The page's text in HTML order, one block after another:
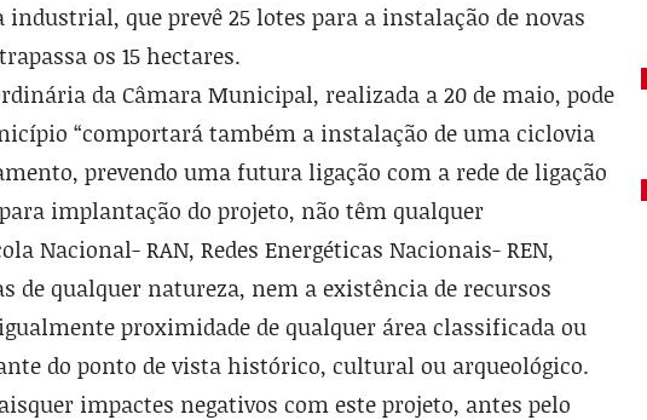
que prevê 25 lotes para a instalação de novas
os 15 hectares.
da Câmara Municipal, realizada a 20 de maio, pode
“comportará também a instalação de uma ciclovia
prevendo uma futura ligação com a rede de ligação
implantação do projeto, não têm qualquer
Nacional- RAN, Redes Energé­ticas Nacionais- REN,
de qualquer natureza, nem a existência de recursos
proximidade de qual­quer área classificada ou
do ponto de vista históri­co, cultural ou arqueológico.
impactes negativos com este projeto, antes pelo